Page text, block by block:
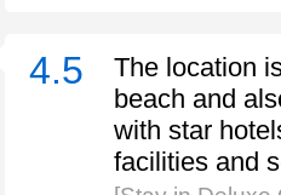
4.5
The location
beach and
with star
facilities and